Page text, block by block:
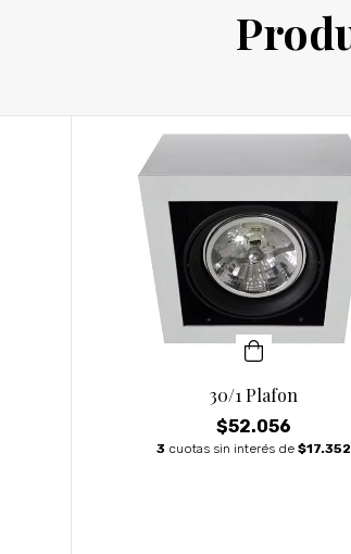
30/1 Plafon
$52.056
3 cuotas sin interés de $17.352